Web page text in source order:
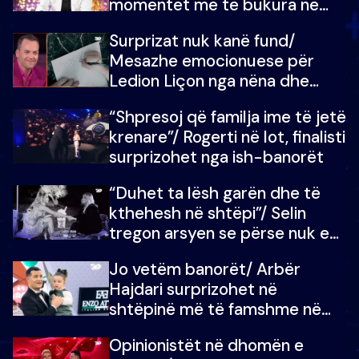
mungojë zilja e mëngjesit kur…
Surprizat nuk kanë fund/
Mesazhe emocionuese për
Ledion Liçon nga nëna dhe
mban dot lotët: Nuk meritoj…
“Shpresoj që familja ime të jetë
krenare”/ Rogerti në lot, finalisti
surprizohet nga ish-banorët
“Duhet ta lësh garën dhe të
kthehesh në shtëpi”/ Selin
tregon arsyen se përse nuk e
çoja luftën time deri në fund
Jo vetëm banorët/ Arbër
Hajdari surprizohet në
shtëpinë më të famshme në
vajzën e tij
Opinionistët në dhomën e